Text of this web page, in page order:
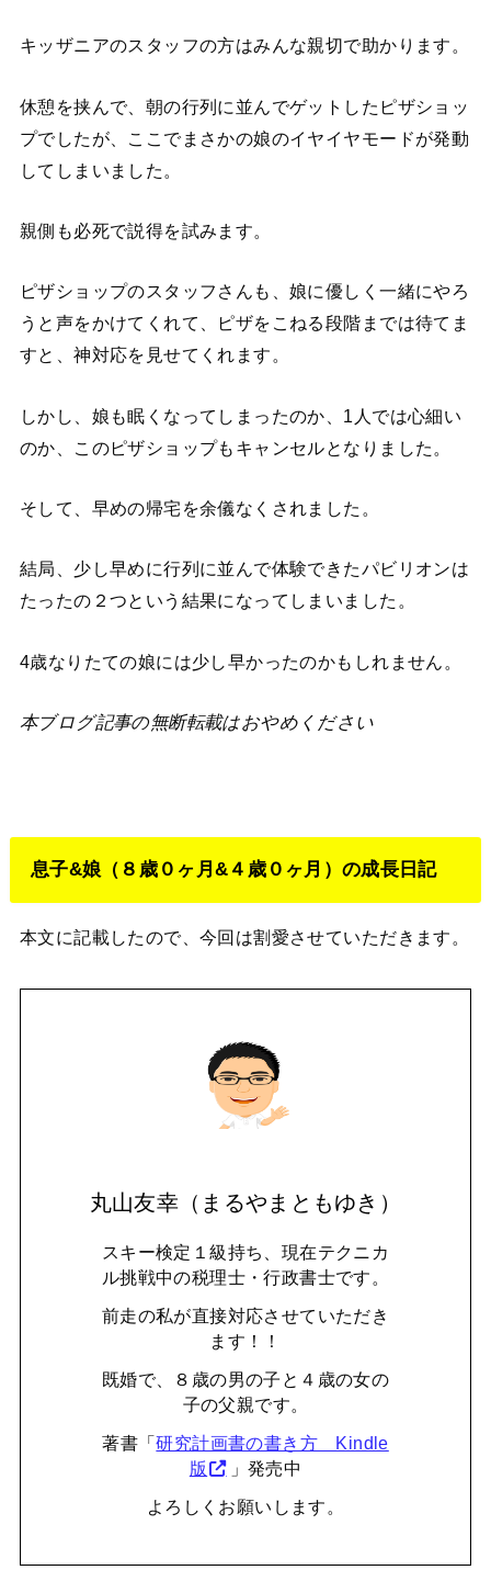
キッザニアのスタッフの方はみんな親切で助かります。
休憩を挟んで、朝の行列に並んでゲットしたピザショッ
プでしたが、ここでまさかの娘のイヤイヤモードが発動
してしまいました。
親側も必死で説得を試みます。
ピザショップのスタッフさんも、娘に優しく一緒にやろ
うと声をかけてくれて、ピザをこねる段階までは待てま
すと、神対応を見せてくれます。
しかし、娘も眠くなってしまったのか、1人では心細い
のか、このピザショップもキャンセルとなりました。
そして、早めの帰宅を余儀なくされました。
結局、少し早めに行列に並んで体験できたパビリオンは
たったの２つという結果になってしまいました。
4歳なりたての娘には少し早かったのかもしれません。
本ブログ記事の無断転載はおやめください
息子&娘（８歳０ヶ月&４歳０ヶ月）の成長日記
本文に記載したので、今回は割愛させていただきます。
丸山友幸（まるやまともゆき）
スキー検定１級持ち、現在テクニカ
ル挑戦中の税理士・行政書士です。
前走の私が直接対応させていただき
ます！！
既婚で、８歳の男の子と４歳の女の
子の父親です。
著書「研究計画書の書き方 Kindle
版
」発売中
よろしくお願いします。